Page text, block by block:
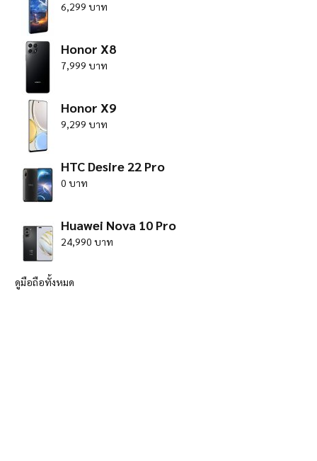
6,299 บาท
Honor X8
7,999 บาท
Honor X9
9,299 บาท
HTC Desire 22 Pro
0 บาท
Huawei Nova 10 Pro
24,990 บาท
ดูมือถือทั้งหมด